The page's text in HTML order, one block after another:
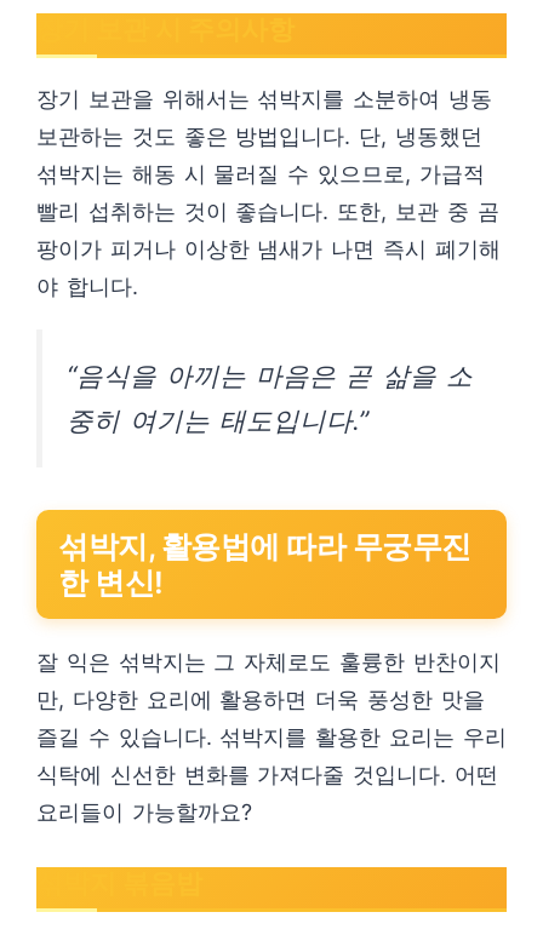
장기 보관을 위해서는 섞박지를 소분하여 냉동
보관하는 것도 좋은 방법입니다. 단, 냉동했던
섞박지는 해동 시 물러질 수 있으므로, 가급적
빨리 섭취하는 것이 좋습니다. 또한, 보관 중 곰
팡이가 피거나 이상한 냄새가 나면 즉시 폐기해
야 합니다.
“음식을 아끼는 마음은 곧 삶을 소
중히 여기는 태도입니다.”
섞박지, 활용법에 따라 무궁무진
한 변신!
잘 익은 섞박지는 그 자체로도 훌륭한 반찬이지
만, 다양한 요리에 활용하면 더욱 풍성한 맛을
즐길 수 있습니다. 섞박지를 활용한 요리는 우리
식탁에 신선한 변화를 가져다줄 것입니다. 어떤
요리들이 가능할까요?